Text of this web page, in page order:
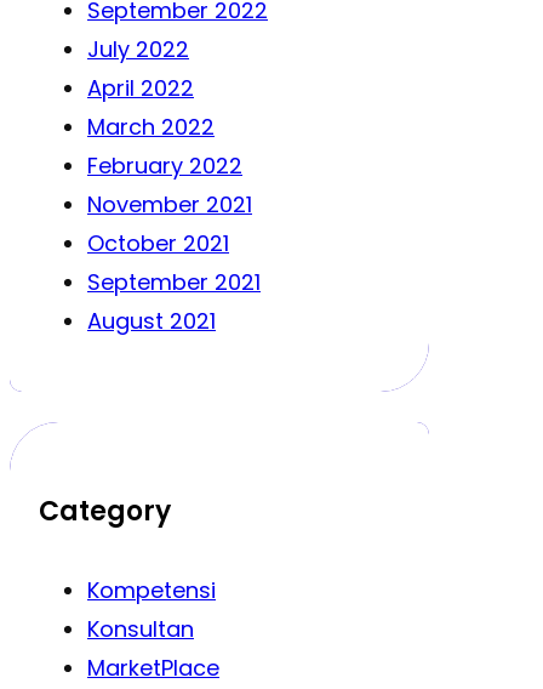
September 2022
July 2022
April 2022
March 2022
February 2022
November 2021
October 2021
September 2021
August 2021
Category
Kompetensi
Konsultan
MarketPlace